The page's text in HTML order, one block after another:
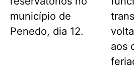
município de
Penedo, dia 12.
aos